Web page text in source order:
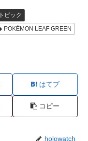
トピック
POKÉMON LEAF GREEN
はてブ
コピー
holowatch